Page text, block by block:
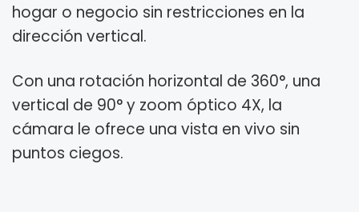
hogar o negocio sin restricciones en la
dirección vertical.
Con una rotación horizontal de 360°, una
vertical de 90° y zoom óptico 4X, la
cámara le ofrece una vista en vivo sin
puntos ciegos.